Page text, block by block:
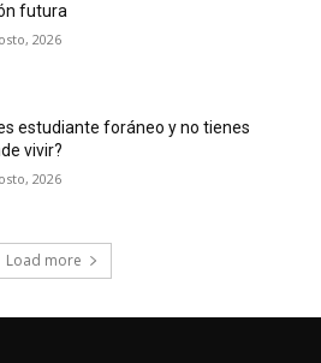
futura
2026
estudiante foráneo y no tienes
vivir?
2026
Load more